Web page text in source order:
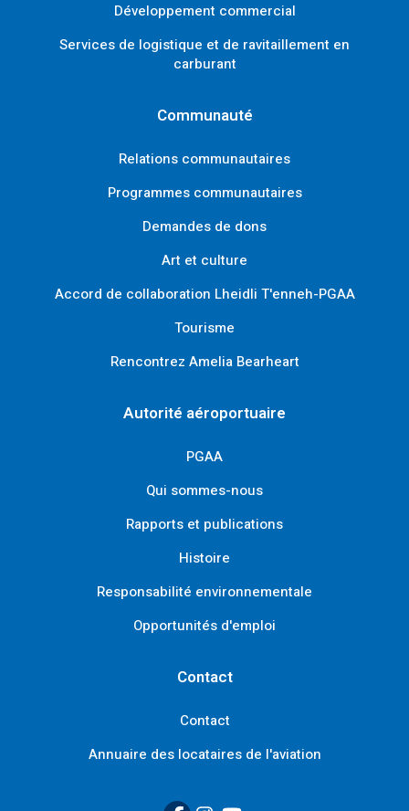
Développement commercial
Services de logistique et de ravitaillement en
carburant
Communauté
Relations communautaires
Programmes communautaires
Demandes de dons
Art et culture
Accord de collaboration Lheidli T'enneh-PGAA
Tourisme
Rencontrez Amelia Bearheart
Autorité aéroportuaire
PGAA
Qui sommes-nous
Rapports et publications
Histoire
Responsabilité environnementale
Opportunités d'emploi
Contact
Contact
Annuaire des locataires de l'aviation